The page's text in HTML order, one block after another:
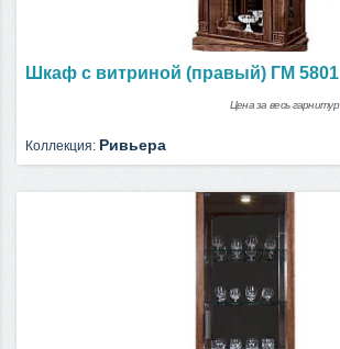
Шкаф с витриной (правый) ГМ 5801
Цена за весь гарнитур
Коллекция: Ривьера